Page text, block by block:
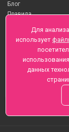
Блог
Правила
О Доставке цветов
Оплата
Телеграмм
Санкт-Петербург ул.
+7 (812) 425-01-16
Вопросы? Звоните
Для
использует
данных